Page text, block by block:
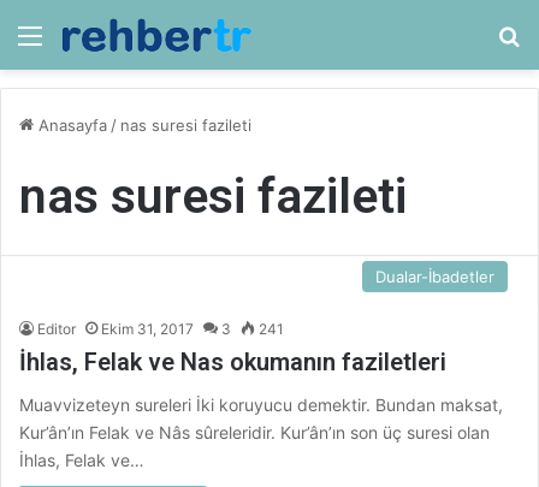
Menü
Anasayfa / nas suresi fazileti
nas suresi fazileti
Dualar-İbadetler
Editor Ekim 31, 2017 3 241
İhlas, Felak ve Nas okumanın faziletleri
Muavvizeteyn sureleri İki koruyucu demektir. Bundan maksat,
Kur’ân’ın Felak ve Nâs sûreleridir. Kur’ân’ın son üç suresi olan
İhlas, Felak ve…